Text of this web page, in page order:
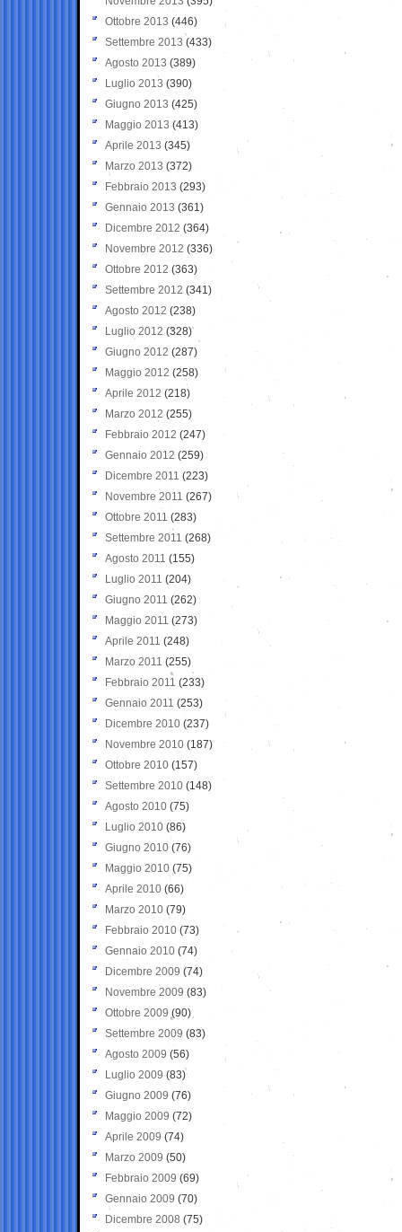
Ottobre 2013 (446)
Settembre 2013 (433)
Agosto 2013 (389)
Luglio 2013 (390)
Giugno 2013 (425)
Maggio 2013 (413)
Aprile 2013 (345)
Marzo 2013 (372)
Febbraio 2013 (293)
Gennaio 2013 (361)
Dicembre 2012 (364)
Novembre 2012 (336)
Ottobre 2012 (363)
Settembre 2012 (341)
Agosto 2012 (238)
Luglio 2012 (328)
Giugno 2012 (287)
Maggio 2012 (258)
Aprile 2012 (218)
Marzo 2012 (255)
Febbraio 2012 (247)
Gennaio 2012 (259)
Dicembre 2011 (223)
Novembre 2011 (267)
Ottobre 2011 (283)
Settembre 2011 (268)
Agosto 2011 (155)
Luglio 2011 (204)
Giugno 2011 (262)
Maggio 2011 (273)
Aprile 2011 (248)
Marzo 2011 (255)
Febbraio 2011 (233)
Gennaio 2011 (253)
Dicembre 2010 (237)
Novembre 2010 (187)
Ottobre 2010 (157)
Settembre 2010 (148)
Agosto 2010 (75)
Luglio 2010 (86)
Giugno 2010 (76)
Maggio 2010 (75)
Aprile 2010 (66)
Marzo 2010 (79)
Febbraio 2010 (73)
Gennaio 2010 (74)
Dicembre 2009 (74)
Novembre 2009 (83)
Ottobre 2009 (90)
Settembre 2009 (83)
Agosto 2009 (56)
Luglio 2009 (83)
Giugno 2009 (76)
Maggio 2009 (72)
Aprile 2009 (74)
Marzo 2009 (50)
Febbraio 2009 (69)
Gennaio 2009 (70)
Dicembre 2008 (75)